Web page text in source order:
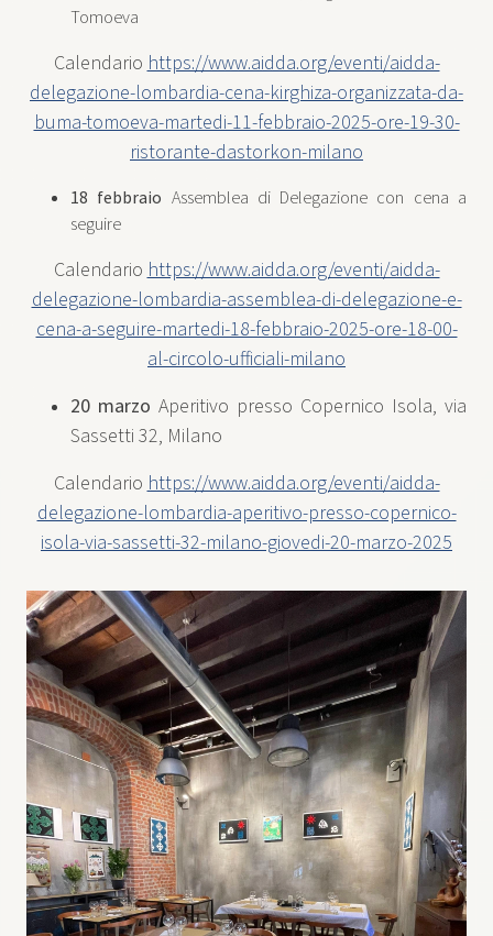
Tomoeva
Calendario https://www.aidda.org/eventi/aidda-
delegazione-lombardia-cena-kirghiza-organizzata-da-
buma-tomoeva-martedi-11-febbraio-2025-ore-19-30-
ristorante-dastorkon-milano
18 febbraio Assemblea di Delegazione con cena a
seguire
Calendario https://www.aidda.org/eventi/aidda-
delegazione-lombardia-assemblea-di-delegazione-e-
cena-a-seguire-martedi-18-febbraio-2025-ore-18-00-
al-circolo-ufficiali-milano
20 marzo Aperitivo presso Copernico Isola, via
Sassetti 32, Milano
Calendario https://www.aidda.org/eventi/aidda-
delegazione-lombardia-aperitivo-presso-copernico-
isola-via-sassetti-32-milano-giovedi-20-marzo-2025